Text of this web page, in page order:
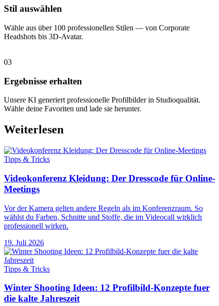
Stil auswählen
Wähle aus über 100 professionellen Stilen — von Corporate
Headshots bis 3D-Avatar.
03
Ergebnisse erhalten
Unsere KI generiert professionelle Profilbilder in Studioqualität.
Wähle deine Favoriten und lade sie herunter.
Weiterlesen
Tipps & Tricks
Videokonferenz Kleidung: Der Dresscode für Online-
Meetings
Vor der Kamera gelten andere Regeln als im Konferenzraum. So
wählst du Farben, Schnitte und Stoffe, die im Videocall wirklich
professionell wirken.
19. Juli 2026
Tipps & Tricks
Winter Shooting Ideen: 12 Profilbild-Konzepte fuer
die kalte Jahreszeit